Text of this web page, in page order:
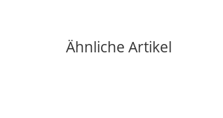
Ähnliche Artikel